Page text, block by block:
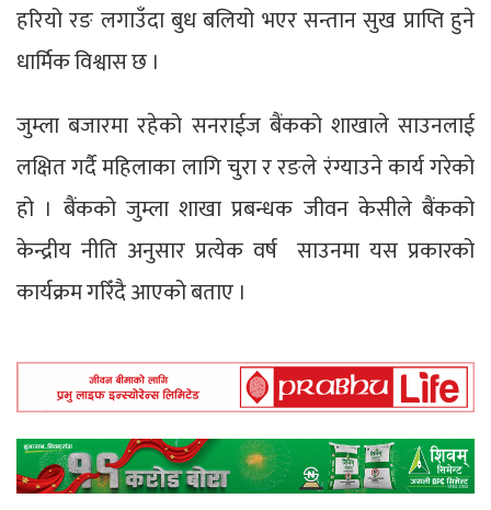
हरियो रङ लगाउँदा बुध बलियो भएर सन्तान सुख प्राप्ति हुने
धार्मिक विश्वास छ ।
जुम्ला बजारमा रहेको सनराईज बैंकको शाखाले साउनलाई
लक्षित गर्दै महिलाका लागि चुरा र रङले रंग्याउने कार्य गरेको
हो । बैंकको जुम्ला शाखा प्रबन्धक जीवन केसीले बैंकको
केन्द्रीय नीति अनुसार प्रत्येक वर्ष साउनमा यस प्रकारको
कार्यक्रम गरिँदै आएको बताए ।